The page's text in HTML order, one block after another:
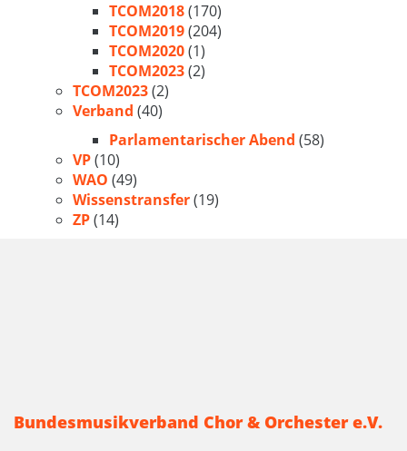
TCOM2018(170)
TCOM2019(204)
TCOM2020(1)
TCOM2023(2)
TCOM2023(2)
Verband (40)
Parlamentarischer Abend (58)
VP(10)
WAO (49)
Wissenstransfer(19)
ZP(14)
Bundesmusikverband Chor & Orchester e.V.